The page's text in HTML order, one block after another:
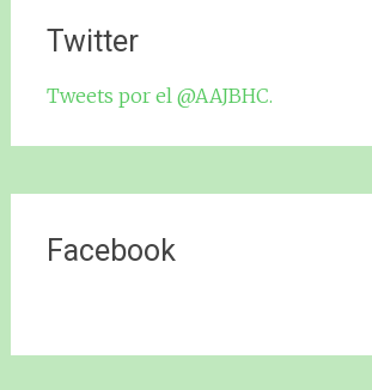
Twitter
Tweets por el @AAJBHC.
Facebook